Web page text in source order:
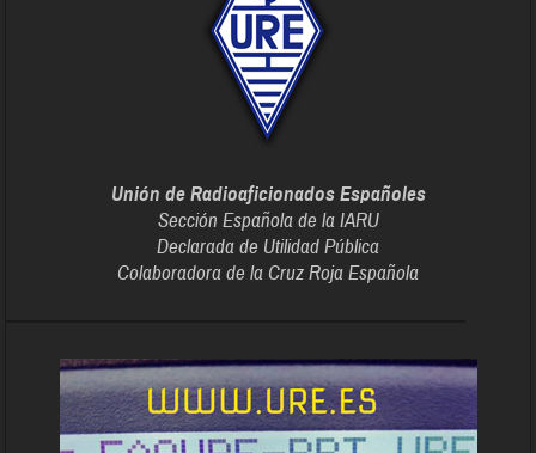
Unión de Radioaficionados Españoles
Sección Española de la IARU
Declarada de Utilidad Pública
Colaboradora de la Cruz Roja Española